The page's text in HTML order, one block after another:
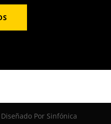
Por Sinfónica